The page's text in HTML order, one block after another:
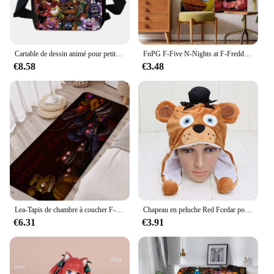
understand gameplay make it an ideal choice for
couples looking to strengthen their bond and enjoy
**Versatile and Convenient**
The Five Languages of Love Jeu de société is a
versatile game that can be enjoyed by couples,
friends, or family members. Its compact size and
lightweight design make it perfect for on-the-go
entertainment, ensuring that you can bring the fun
wherever you go. Whether you're looking to spice
up a dinner party or simply enjoy a quiet evening at
home, this game is an excellent choice for anyone
looking to enhance their social interactions and
deepen their connections with others.
€8.58
FnPG F-Five N-Nights at F-Freddile-Tapisseries Murales Bohème, Hiphelicopter, Mandala INS, Décoration de Maison
€3.48
€6.31
Chapeau en peluche Red Fcedar pour femmes, hommes et enfants, chapeau moelleux chaud, poupées environnantes pour cadeaux, jeux de cinq nuits, hiver
€3.91